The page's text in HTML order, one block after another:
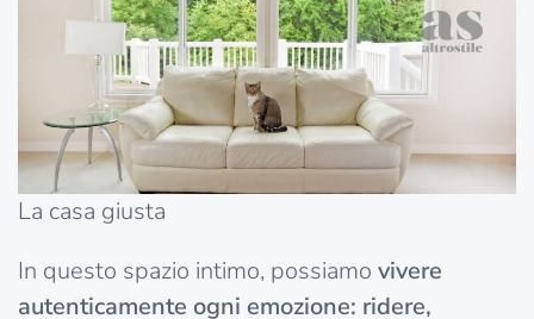
La casa giusta
In questo spazio intimo, possiamo vivere
autenticamente ogni emozione: ridere,